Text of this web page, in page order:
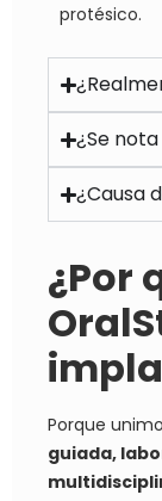
protésico.
¿Se nota
¿Causa
¿Por
Porque
guiada,